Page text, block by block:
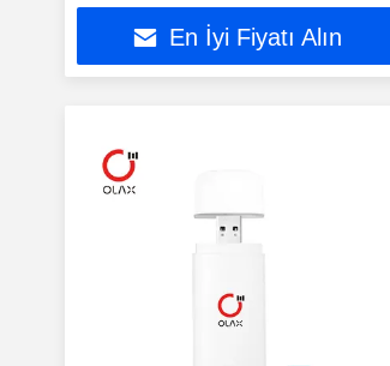
Güvenlik Duvarı İşlevi
En İyi Fiyatı Alın